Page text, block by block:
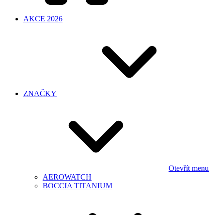
AKCE 2026
ZNAČKY
Otevřít menu
AEROWATCH
BOCCIA TITANIUM